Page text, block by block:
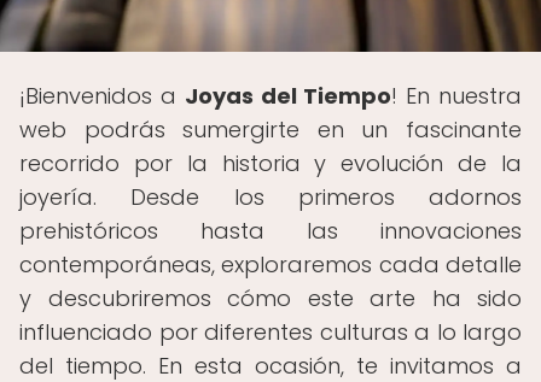
¡Bienvenidos a Joyas del Tiempo! En nuestra
web podrás sumergirte en un fascinante
recorrido por la historia y evolución de la
joyería. Desde los primeros adornos
prehistóricos hasta las innovaciones
contemporáneas, exploraremos cada detalle
y descubriremos cómo este arte ha sido
influenciado por diferentes culturas a lo largo
del tiempo. En esta ocasión, te invitamos a